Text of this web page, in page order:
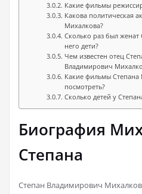
Какие фильмы
Какова политическая
Михалкова?
Сколько раз был женат
него дети?
Чем известен отец
Владимирович
Какие фильмы
посмотреть?
Сколько детей у
Биография
Степана
Степан Владимирович